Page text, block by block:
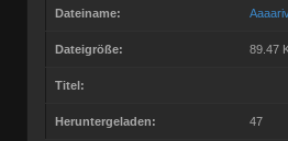
Dateiname:
Dateigröße: 89.47
Titel:
Heruntergeladen: 47